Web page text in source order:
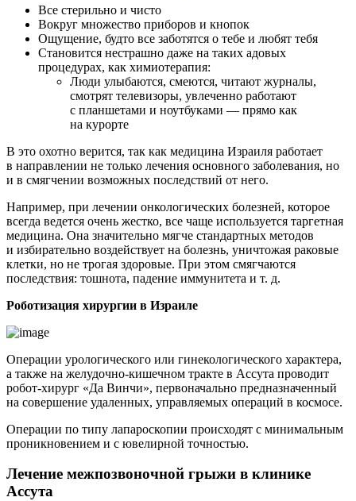
Все стерильно и чисто
Вокруг множество приборов и кнопок
Ощущение, будто все заботятся о тебе и любят тебя
Становится нестрашно даже на таких адовых
процедурах, как химиотерапия:
Люди улыбаются, смеются, читают журналы,
смотрят телевизоры, увлеченно работают
с планшетами и ноутбуками — прямо как
на курорте
В это охотно верится, так как медицина Израиля работает
в направлении не только лечения основного заболевания, но
и в смягчении возможных последствий от него.
Например, при лечении онкологических болезней, которое
всегда ведется очень жестко, все чаще используется таргетная
медицина. Она значительно мягче стандартных методов
и избирательно воздействует на болезнь, уничтожая раковые
клетки, но не трогая здоровые. При этом смягчаются
последствия: тошнота, падение иммунитета и т. д.
Роботизация хирургии в Израиле
Операции урологического или гинекологического характера,
а также на желудочно-кишечном тракте в Ассута проводит
робот-хирург «Да Винчи», первоначально предназначенный
на совершение удаленных, управляемых операций в космосе.
Операции по типу лапароскопии происходят с минимальным
проникновением и с ювелирной точностью.
Лечение межпозвоночной грыжи в клинике
Ассута